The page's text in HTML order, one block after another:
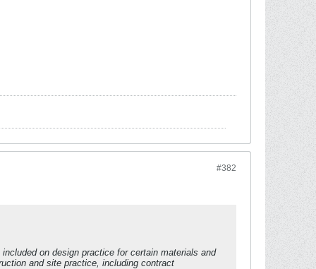
#382
on design practice for certain materials and
and site practice, including contract